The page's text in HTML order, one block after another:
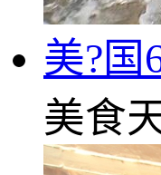
美?国
美食